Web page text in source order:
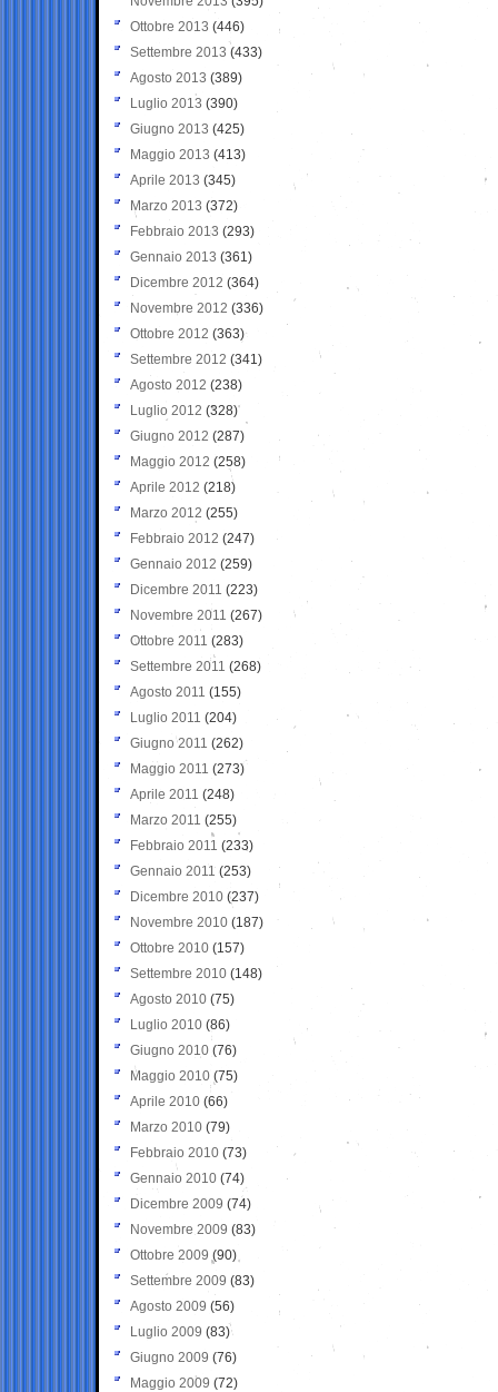
Ottobre 2013 (446)
Settembre 2013 (433)
Agosto 2013 (389)
Luglio 2013 (390)
Giugno 2013 (425)
Maggio 2013 (413)
Aprile 2013 (345)
Marzo 2013 (372)
Febbraio 2013 (293)
Gennaio 2013 (361)
Dicembre 2012 (364)
Novembre 2012 (336)
Ottobre 2012 (363)
Settembre 2012 (341)
Agosto 2012 (238)
Luglio 2012 (328)
Giugno 2012 (287)
Maggio 2012 (258)
Aprile 2012 (218)
Marzo 2012 (255)
Febbraio 2012 (247)
Gennaio 2012 (259)
Dicembre 2011 (223)
Novembre 2011 (267)
Ottobre 2011 (283)
Settembre 2011 (268)
Agosto 2011 (155)
Luglio 2011 (204)
Giugno 2011 (262)
Maggio 2011 (273)
Aprile 2011 (248)
Marzo 2011 (255)
Febbraio 2011 (233)
Gennaio 2011 (253)
Dicembre 2010 (237)
Novembre 2010 (187)
Ottobre 2010 (157)
Settembre 2010 (148)
Agosto 2010 (75)
Luglio 2010 (86)
Giugno 2010 (76)
Maggio 2010 (75)
Aprile 2010 (66)
Marzo 2010 (79)
Febbraio 2010 (73)
Gennaio 2010 (74)
Dicembre 2009 (74)
Novembre 2009 (83)
Ottobre 2009 (90)
Settembre 2009 (83)
Agosto 2009 (56)
Luglio 2009 (83)
Giugno 2009 (76)
Maggio 2009 (72)